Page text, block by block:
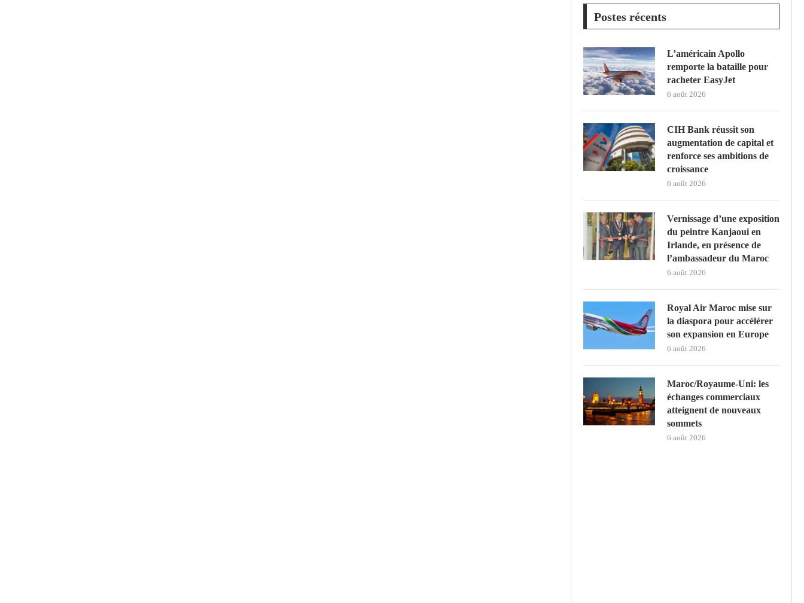
Postes récents
L’américain Apollo
remporte la bataille pour
racheter EasyJet
6 août 2026
CIH Bank réussit son
augmentation de capital et
renforce ses ambitions de
croissance
6 août 2026
Vernissage d’une exposition
du peintre Kanjaoui en
Irlande, en présence de
l’ambassadeur du Maroc
6 août 2026
Royal Air Maroc mise sur
la diaspora pour accélérer
son expansion en Europe
6 août 2026
Maroc/Royaume-Uni: les
échanges commerciaux
atteignent de nouveaux
sommets
6 août 2026